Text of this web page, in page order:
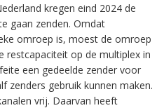
kregen eind 2024 de
gaan zenden. Omdat
omroep is, moest de omroep
restcapaciteit op de multiplex in
een gedeelde zender voor
zenders gebruik kunnen maken.
vrij. Daarvan heeft